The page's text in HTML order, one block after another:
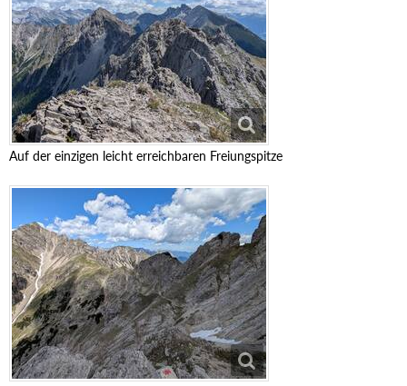
Auf der einzigen leicht erreichbaren Freiungspitze